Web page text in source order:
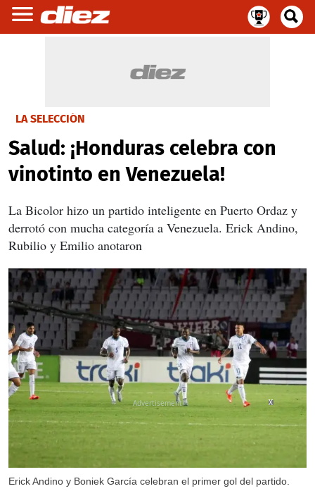
LA SELECCIÓN
Salud: ¡Honduras celebra con
vinotinto en Venezuela!
La Bicolor hizo un partido inteligente en Puerto Ordaz y
derrotó con mucha categoría a Venezuela. Erick Andino,
Rubilio y Emilio anotaron
Erick Andino y Boniek García celebran el primer gol del partido.
X
X
X